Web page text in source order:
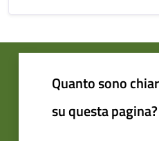
Quanto sono
su questa pagina?